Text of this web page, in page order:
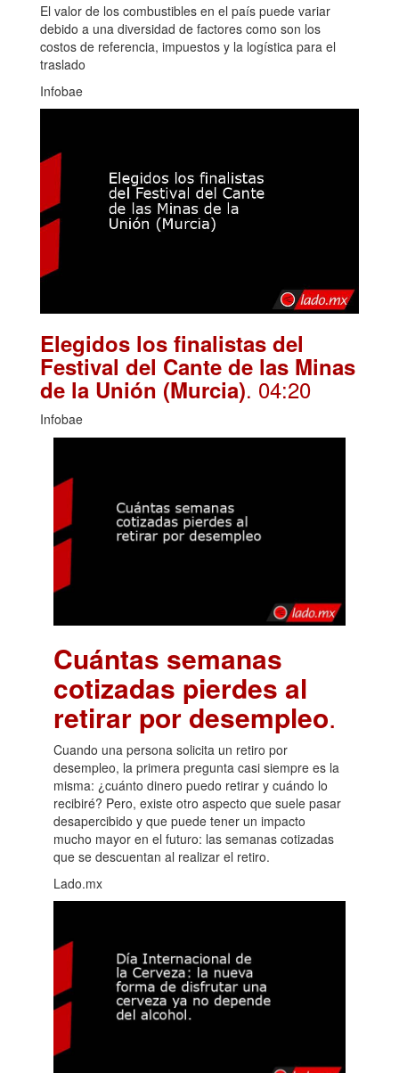
El valor de los combustibles en el país puede variar
debido a una diversidad de factores como son los
costos de referencia, impuestos y la logística para el
traslado
Infobae
Elegidos los finalistas del
Festival del Cante de las Minas
de la Unión (Murcia). 04:20
Infobae
Cuántas semanas
cotizadas pierdes al
retirar por desempleo.
Cuando una persona solicita un retiro por
desempleo, la primera pregunta casi siempre es la
misma: ¿cuánto dinero puedo retirar y cuándo lo
recibiré? Pero, existe otro aspecto que suele pasar
desapercibido y que puede tener un impacto
mucho mayor en el futuro: las semanas cotizadas
que se descuentan al realizar el retiro.
Lado.mx